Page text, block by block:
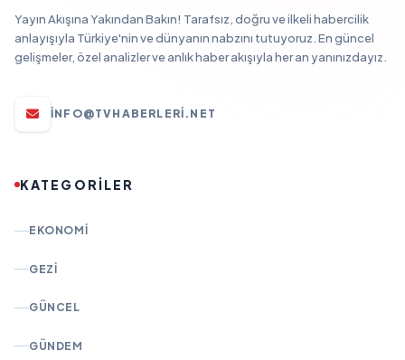
Yayın Akışına Yakından Bakın! Tarafsız, doğru ve ilkeli habercilik
anlayışıyla Türkiye'nin ve dünyanın nabzını tutuyoruz. En güncel
gelişmeler, özel analizler ve anlık haber akışıyla her an yanınızdayız.
INFO@TVHABERLERI.NET
KATEGORİLER
EKONOMI
GEZI
GÜNCEL
GÜNDEM